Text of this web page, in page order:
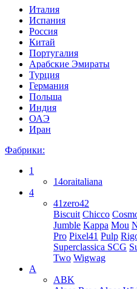
Италия
Испания
Россия
Китай
Португалия
Арабские Эмираты
Турция
Германия
Польша
Индия
ОАЭ
Иран
Фабрики:
1
14oraitaliana
4
41zero42
Biscuit Chicco
Jumble Kappa Mou
Pro Pixel41 Pulp
Superclassica SCG
Two Wigwag
A
ABK